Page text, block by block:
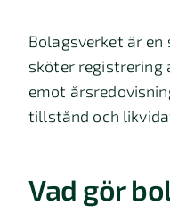
Kontakt
Om Fortnox
Karriär
Kontakt
Bolagsverket är
sköter registrering
emot
tillstånd och
Vad gör